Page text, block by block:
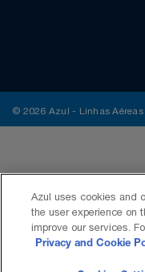
© 2026 Azul - Linhas
Azul uses cookies and
the user experience on
improve our services.
Privacy and Cookie